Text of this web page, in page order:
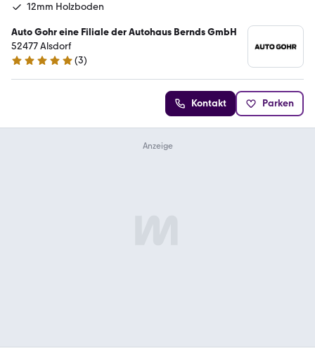
12mm Holzboden
Auto Gohr eine Filiale der Autohaus Bernds GmbH
52477 Alsdorf
4.9 Sterne
(3)
Kontakt Parken